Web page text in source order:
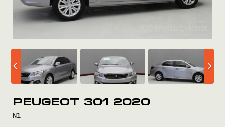
COMPRÁ
VENDÉ
PEUGEOT 301 2020
N1